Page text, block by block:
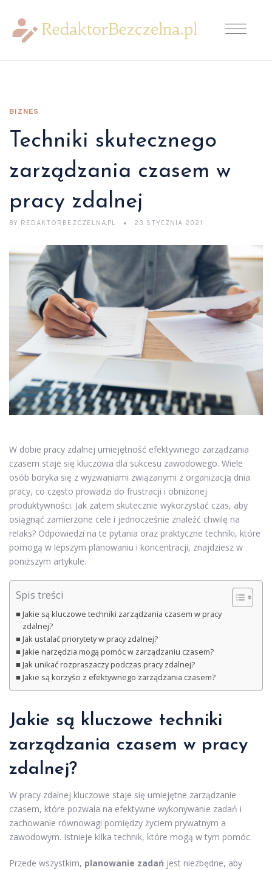
BIZNES
Techniki skutecznego
zarządzania czasem w
pracy zdalnej
BY REDAKTORBEZCZELNA.PL 23 STYCZNIA 2021
W dobie pracy zdalnej umiejętność efektywnego zarządzania
czasem staje się kluczowa dla sukcesu zawodowego. Wiele
osób boryka się z wyzwaniami związanymi z organizacją dnia
pracy, co często prowadzi do frustracji i obniżonej
produktywności. Jak zatem skutecznie wykorzystać czas, aby
osiągnąć zamierzone cele i jednocześnie znaleźć chwilę na
relaks? Odpowiedzi na te pytania oraz praktyczne techniki, które
pomogą w lepszym planowaniu i koncentracji, znajdziesz w
poniższym artykule.
Spis treści
Jakie są kluczowe techniki zarządzania czasem w pracy
zdalnej?
Jak ustalać priorytety w pracy zdalnej?
Jakie narzędzia mogą pomóc w zarządzaniu czasem?
Jak unikać rozpraszaczy podczas pracy zdalnej?
Jakie są korzyści z efektywnego zarządzania czasem?
Jakie są kluczowe techniki
zarządzania czasem w pracy
zdalnej?
W pracy zdalnej kluczowe staje się umiejętne zarządzanie
czasem, które pozwala na efektywne wykonywanie zadań i
zachowanie równowagi pomiędzy życiem prywatnym a
zawodowym. Istnieje kilka technik, które mogą w tym pomóc.
Przede wszystkim, planowanie zadań jest niezbędne, aby